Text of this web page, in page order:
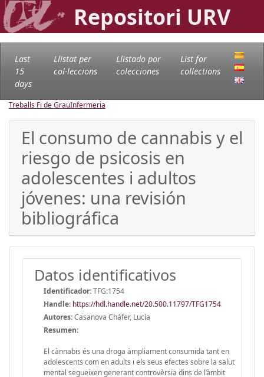
Repositori URV
Last
15
days
Llistat per
col·leccions
Llistado por
colecciones
List for
collections
Treballs Fi de GrauInfermeria
El consumo de cannabis y el
riesgo de psicosis en
adolescentes i adultos
jóvenes: una revisión
bibliográfica
Datos identificativos
Identificador:TFG:1754
Handle: https://hdl.handle.net/20.500.11797/TFG1754
Autores:Casanova Cháfer, Lucía
Resumen:
El cànnabis és una droga àmpliament consumida tant en
adolescents com en adults i els seus efectes sobre la salut
mental segueixen generant controvèrsia dins de l’àmbit